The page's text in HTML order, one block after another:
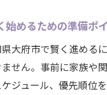
理で信頼を得るための
の遺品整理で大切な家
遺品整理業者を見極め
始めるための準備ポ
大府市で賢く進める
せん。事前に家族や
ジュール、優先順位